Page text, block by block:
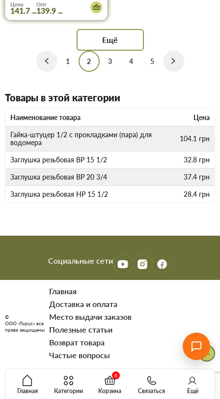
Главная Категории Корзина
0
Связаться Ещё
Цена
141.7 грн
Опт
139.9 грн
Ещё
1 2 3 4 5
Товары в этой категории
Наименование товара Цена
Гайка-штуцер 1/2 с прокладками (пара) для
водомера
104.1 грн
Заглушка резьбовая ВР 15 1/2 32.8 грн
Заглушка резьбовая ВР 20 3/4 37.4 грн
Заглушка резьбовая НР 15 1/2 28.4 грн
Социальные сети
©
ООО «Торус» все
права защищены
Главная
Доставка и оплата
Место выдачи заказов
Полезные статьи
Возврат товара
Частые вопросы